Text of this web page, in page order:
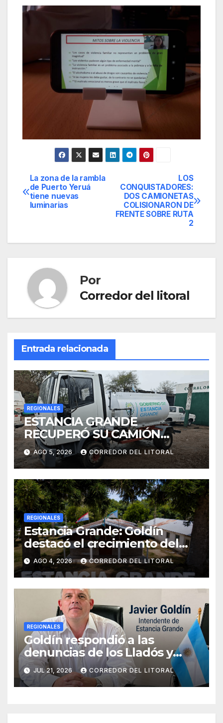
Navegación
de
LOS
CONQUISTADORES:
DOS CAMIONETAS
COLISIONARON DE
FRENTE SOBRE RUTA
2
La zona de la rambla
de Puerto Yeruá
tiene nuevas
luminarias
Por
Corredor del litoral
Entrada relacionada
REGIONALES
ESTANCIA GRANDE
RECUPERÓ SU CAMIÓN
ATMOSFÉRICO Y MEJORARÁ
EL SERVICIO DE
SANEAMIENTO PARA LOS
VECINOS
AGO 5, 2026 CORREDOR DEL LITORAL
REGIONALES
Estancia Grande: Goldín
destacó el crecimiento del
municipio, anunció nuevas
obras y defendió su gestión
frente a las críticas
AGO 4, 2026 CORREDOR DEL LITORAL
REGIONALES
Goldín respondió a las
denuncias de los Lladós y
defendió la transparencia de
su gestión
JUL 21, 2026 CORREDOR DEL LITORAL